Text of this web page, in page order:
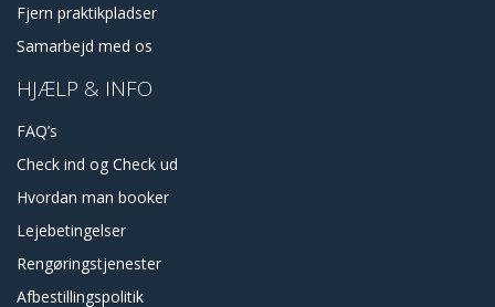
Fjern praktikpladser
Samarbejd med os
HJÆLP & INFO
FAQ’s
Check ind og Check ud
Hvordan man booker
Lejebetingelser
Rengøringstjenester
Afbestillingspolitik